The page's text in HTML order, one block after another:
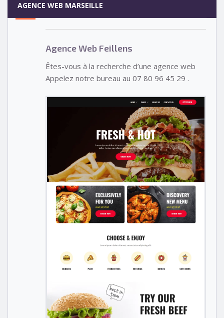
AGENCE WEB MARSEILLE
Votre site internet pour 29€
Agence Web Feillens
Êtes-vous à la recherche d’une agence web
Appelez notre bureau au 07 80 96 45 29 .